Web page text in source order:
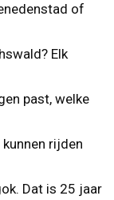
of
Elk
past, welke
rijden
Dat is 25 jaar